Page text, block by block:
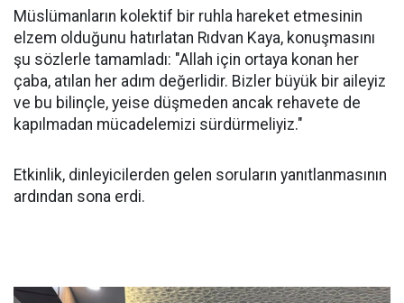
Müslümanların kolektif bir ruhla hareket etmesinin
elzem olduğunu hatırlatan Rıdvan Kaya, konuşmasını
şu sözlerle tamamladı: "Allah için ortaya konan her
çaba, atılan her adım değerlidir. Bizler büyük bir aileyiz
ve bu bilinçle, yeise düşmeden ancak rehavete de
kapılmadan mücadelemizi sürdürmeliyiz."
Etkinlik, dinleyicilerden gelen soruların yanıtlanmasının
ardından sona erdi.